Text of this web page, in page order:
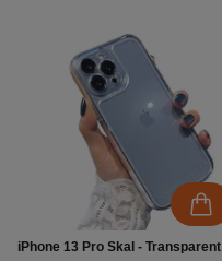
iPhone 13 Pro Skal - Transparent